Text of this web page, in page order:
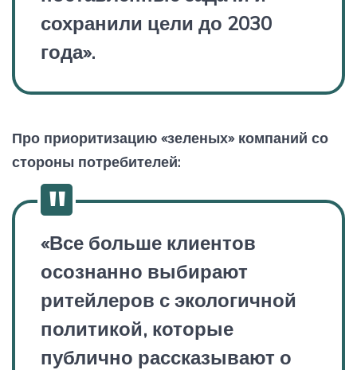
сохранили цели до 2030
года».
Про приоритизацию «зеленых» компаний со
стороны потребителей:
«Все больше клиентов
осознанно выбирают
ритейлеров с экологичной
политикой, которые
публично рассказывают о